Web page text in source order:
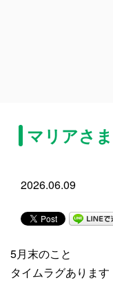
マリアさ
2026.06.09
5月末のこと
タイムラグあります